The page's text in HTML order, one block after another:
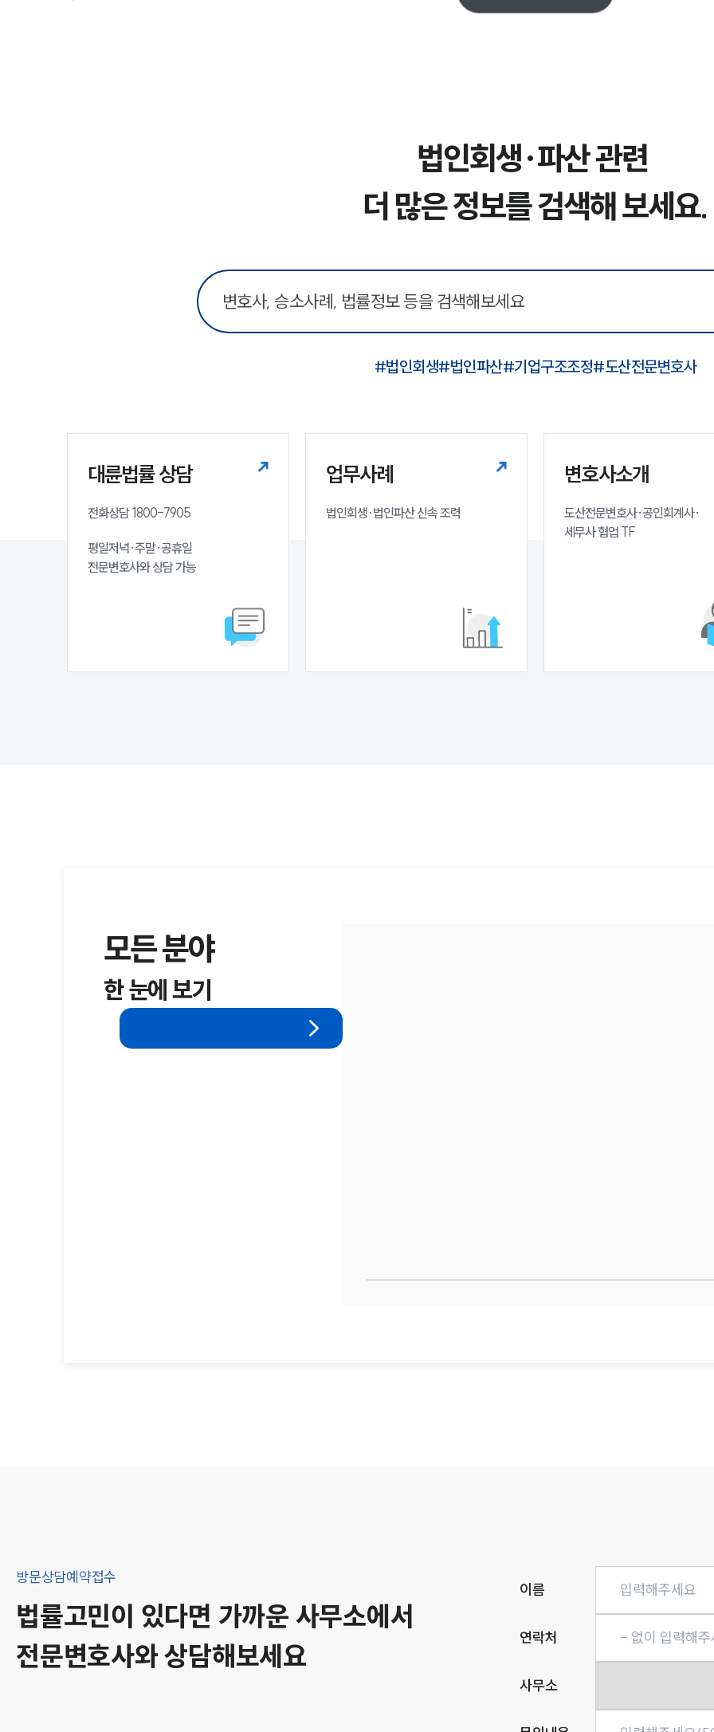
법인회생·파산 관련
더 많은 정보를 검색해 보세요.
#법인회생#법인파산#기업구조조정#도산전문변호사
대륜법률 상담
전화상담 1800-7905
평일저녁·주말·공휴일
전문변호사와 상담 가능
업무사례
법인회생·법인파산 신속 조력
변호사소개
도산전문변호사·공인회계사·
세무사 협업 TF
모든 분야
한 눈에 보기
방문상담예약접수
법률고민이 있다면 가까운 사무소에서
전문변호사와 상담해보세요
이름
연락처
사무소